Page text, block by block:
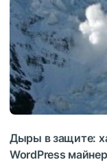
Дыры в защите:
WordPress